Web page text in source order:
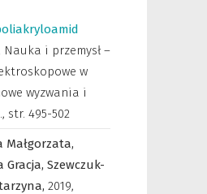
Nauka i przemysł –
w
wyzwania i
, str. 495-502
Małgorzata,
Gracja, Szewczuk-
2019,